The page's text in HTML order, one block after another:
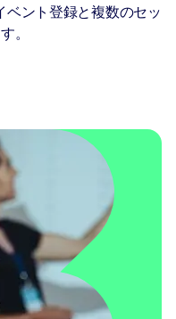
ベント登録と複数のセッ
。